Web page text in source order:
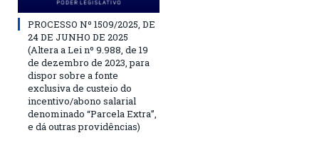
PROCESSO Nº 1509/2025, DE
24 DE JUNHO DE 2025
(Altera a Lei nº 9.988, de 19
de dezembro de 2023, para
dispor sobre a fonte
exclusiva de custeio do
incentivo/abono salarial
denominado “Parcela Extra”,
e dá outras providências)